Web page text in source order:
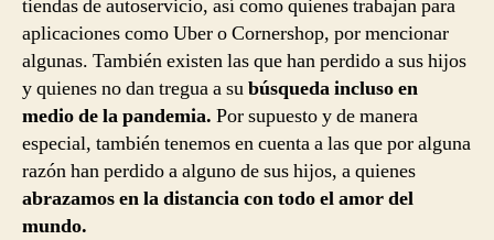
tiendas de autoservicio, así como quienes trabajan para
aplicaciones como Uber o Cornershop, por mencionar
algunas. También existen las que han perdido a sus hijos
y quienes no dan tregua a subúsqueda incluso en
medio de la pandemia. Por supuesto y de manera
especial, también tenemos en cuenta a las que por alguna
razón han perdido a alguno de sus hijos, a quienes
abrazamos en la distancia con todo el amor del
mundo.